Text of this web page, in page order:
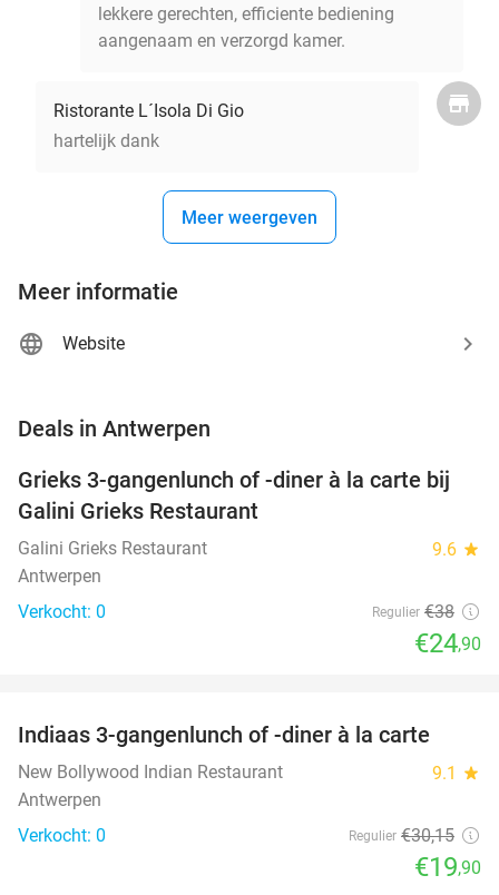
lekkere gerechten, efficiente bediening
aangenaam en verzorgd kamer.
Ristorante L´Isola Di Gio
hartelijk dank
Meer weergeven
Meer informatie
Website
Deals in Antwerpen
34%
TODAY
Grieks 3-gangenlunch of -diner à la carte bij
Galini Grieks Restaurant
Galini Grieks Restaurant 9.6 star
Antwerpen
Verkocht: 0
Regulier €38
€24,90
TODAY
Indiaas 3-gangenlunch of -diner à la carte
New Bollywood Indian Restaurant 9.1 star
Antwerpen
Verkocht: 0
Regulier €30,15
€19,90